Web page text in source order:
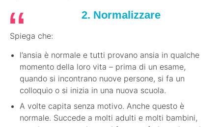
2. Normalizzare
Spiega che:
l’ansia è normale e tutti provano ansia in qualche
momento della loro vita – prima di un esame,
quando si incontrano nuove persone, si fa un
colloquio o si inizia in una nuova scuola.
A volte capita senza motivo. Anche questo è
normale. Succede a molti adulti e molti bambini,